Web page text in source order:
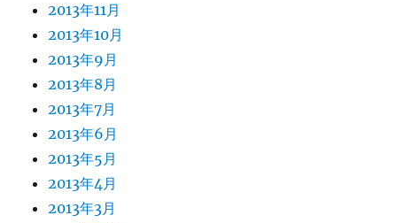
2013年11月
2013年10月
2013年9月
2013年8月
2013年7月
2013年6月
2013年5月
2013年4月
2013年3月